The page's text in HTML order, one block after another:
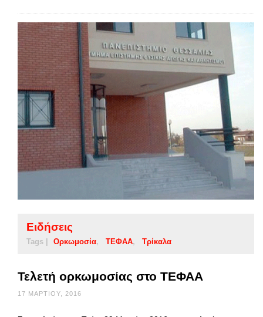
Ειδήσεις
Tags | Ορκωμοσία ΤΕΦΑΑ Τρίκαλα
Τελετή ορκωμοσίας στο ΤΕΦΑΑ
17 ΜΑΡΤΊΟΥ, 2016